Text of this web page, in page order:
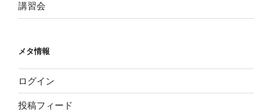
講習会
メタ情報
ログイン
投稿フィード